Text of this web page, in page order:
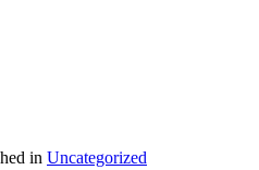
in Uncategorized